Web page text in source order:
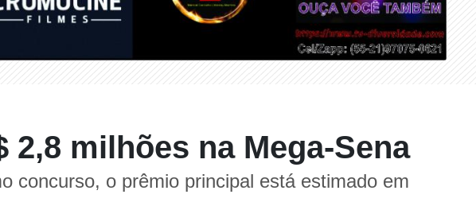
milhões na Mega-Sena
concurso, o prêmio principal está estimado em